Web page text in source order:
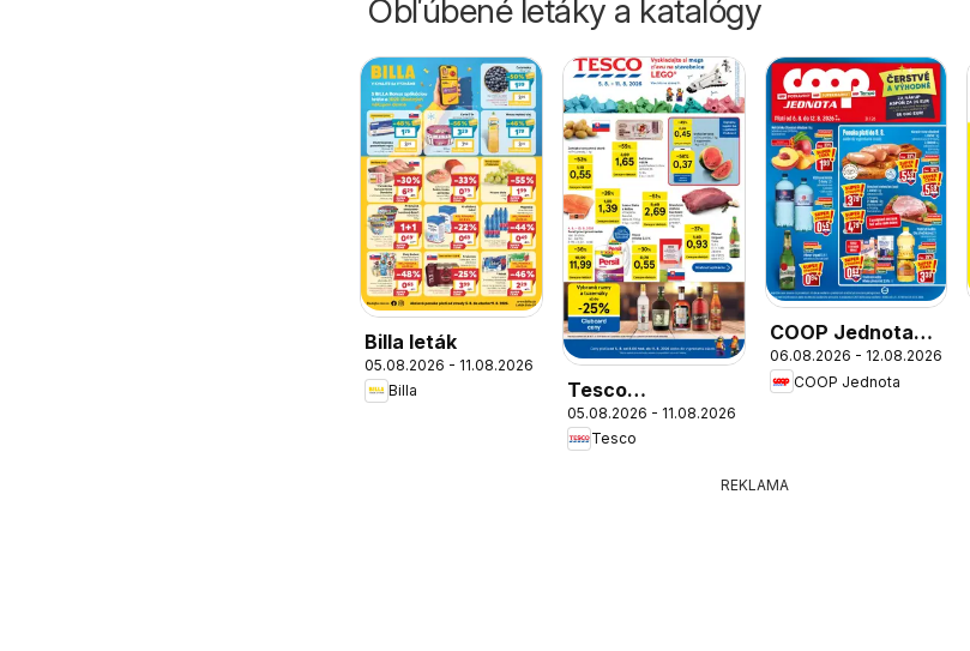
Obľúbené letáky a katalógy
Billa leták
05.08.2026 - 11.08.2026
Billa
Tesco
Hypermarket -
leták
05.08.2026 - 11.08.2026
Tesco
COOP Jednota
leták
06.08.2026 - 12.08.2026
COOP Jednota
REKLAMA